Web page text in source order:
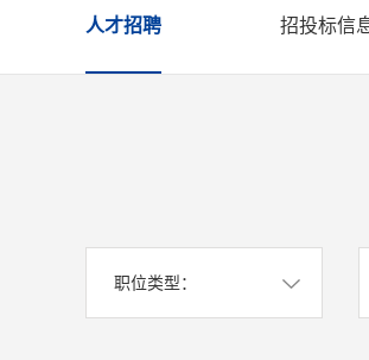
人才招聘 招投标信
职位类型：